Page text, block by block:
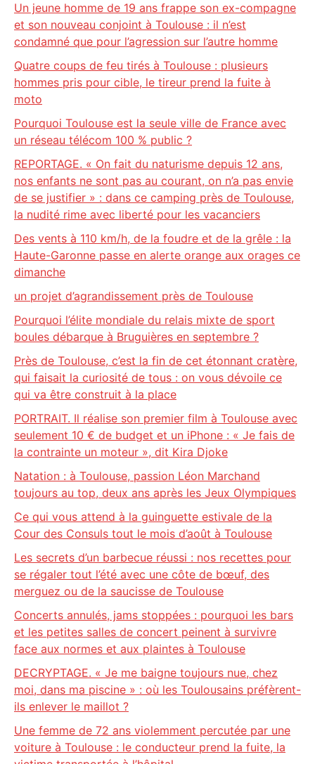
Un jeune homme de 19 ans frappe son ex-compagne
et son nouveau conjoint à Toulouse : il n’est
condamné que pour l’agression sur l’autre homme
Quatre coups de feu tirés à Toulouse : plusieurs
hommes pris pour cible, le tireur prend la fuite à
moto
Pourquoi Toulouse est la seule ville de France avec
un réseau télécom 100 % public ?
REPORTAGE. « On fait du naturisme depuis 12 ans,
nos enfants ne sont pas au courant, on n’a pas envie
de se justifier » : dans ce camping près de Toulouse,
la nudité rime avec liberté pour les vacanciers
Des vents à 110 km/h, de la foudre et de la grêle : la
Haute-Garonne passe en alerte orange aux orages ce
dimanche
un projet d’agrandissement près de Toulouse
Pourquoi l’élite mondiale du relais mixte de sport
boules débarque à Bruguières en septembre ?
Près de Toulouse, c’est la fin de cet étonnant cratère,
qui faisait la curiosité de tous : on vous dévoile ce
qui va être construit à la place
PORTRAIT. Il réalise son premier film à Toulouse avec
seulement 10 € de budget et un iPhone : « Je fais de
la contrainte un moteur », dit Kira Djoke
Natation : à Toulouse, passion Léon Marchand
toujours au top, deux ans après les Jeux Olympiques
Ce qui vous attend à la guinguette estivale de la
Cour des Consuls tout le mois d’août à Toulouse
Les secrets d’un barbecue réussi : nos recettes pour
se régaler tout l’été avec une côte de bœuf, des
merguez ou de la saucisse de Toulouse
Concerts annulés, jams stoppées : pourquoi les bars
et les petites salles de concert peinent à survivre
face aux normes et aux plaintes à Toulouse
DECRYPTAGE. « Je me baigne toujours nue, chez
moi, dans ma piscine » : où les Toulousains préfèrent-
ils enlever le maillot ?
Une femme de 72 ans violemment percutée par une
voiture à Toulouse : le conducteur prend la fuite, la